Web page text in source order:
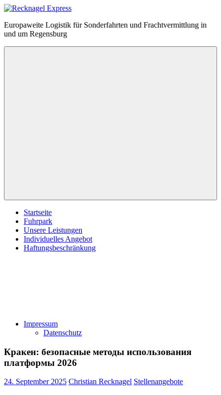
Zum
springen
Recknagel
Express
Europaweite Logistik für Sonderfahrten und Frachtvermittlung in
und um Regensburg
Startseite
Fuhrpark
Unsere Leistungen
Individuelles Angebot
Haftungsbeschränkung
Impressum
Datenschutz
Кракен: безопасные методы использования
платформы 2026
24. September 2025 Christian Recknagel Stellenangebote